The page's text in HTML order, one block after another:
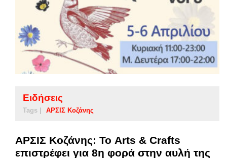
Ειδήσεις
Tags | ΑΡΣΙΣ Κοζάνης
ΑΡΣΙΣ Κοζάνης: Το Arts & Crafts
επιστρέφει για 8η φορά στην αυλή της